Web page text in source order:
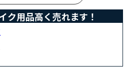
ク用品高く売れます！